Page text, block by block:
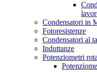
Condensatori in
Fotoresistenze
Condensatori al
Induttanze
Potenziometri